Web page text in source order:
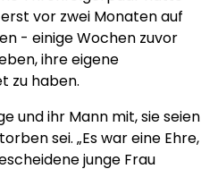
vor zwei Monaten auf
- einige Wochen zuvor
ihre eigene
zu haben.
und ihr Mann mit, sie seien
sei. „Es war eine Ehre,
junge Frau